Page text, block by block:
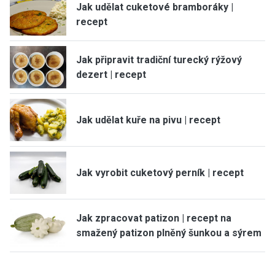
Jak udělat cuketové bramboráky |
recept
Jak připravit tradiční turecký rýžový
dezert | recept
Jak udělat kuře na pivu | recept
Jak vyrobit cuketový perník | recept
Jak zpracovat patizon | recept na
smažený patizon plněný šunkou a sýrem